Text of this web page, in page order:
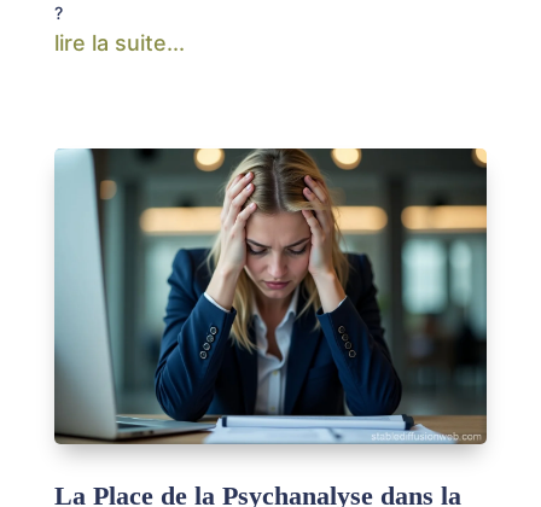
?
lire la suite...
La Place de la Psychanalyse dans la